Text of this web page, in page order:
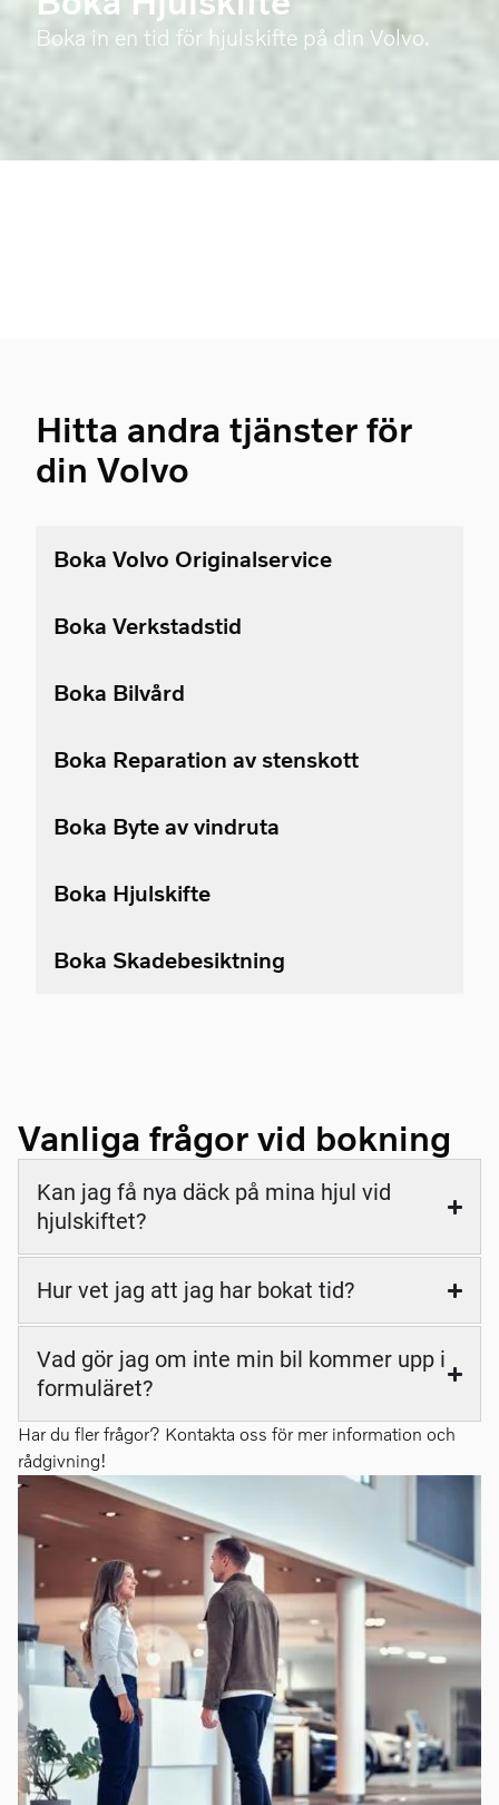
Boka in en tid för hjulskifte på din Volvo.
Hitta andra tjänster för
din Volvo
Boka Volvo Originalservice
Boka Verkstadstid
Boka Bilvård
Boka Reparation av stenskott
Boka Byte av vindruta
Boka Hjulskifte
Boka Skadebesiktning
Vanliga frågor vid bokning
Kan jag få nya däck på mina hjul vid
hjulskiftet?
Hur vet jag att jag har bokat tid?
Vad gör jag om inte min bil kommer upp i
formuläret?
Har du fler frågor? Kontakta oss för mer information och
rådgivning!